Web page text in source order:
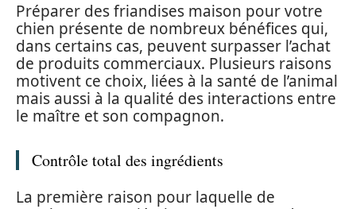
Préparer des friandises maison pour votre
chien présente de nombreux bénéfices qui,
dans certains cas, peuvent surpasser l’achat
de produits commerciaux. Plusieurs raisons
motivent ce choix, liées à la santé de l’animal
mais aussi à la qualité des interactions entre
le maître et son compagnon.
Contrôle total des ingrédients
La première raison pour laquelle de